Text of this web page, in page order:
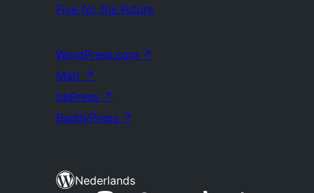
Five for the Future
WordPress.com ↗
Matt ↗
bbPress ↗
BuddyPress ↗
Nederlands